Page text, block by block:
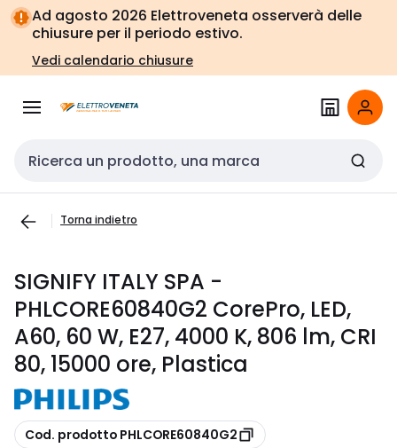
Vai alla
navigazione
Vai
alla
pagina
Ad agosto 2026 Elettroveneta osserverà delle
chiusure per il periodo estivo.
Vedi calendario chiusure
Cerca input
Torna indietro
SIGNIFY ITALY SPA -
PHLCORE60840G2 CorePro, LED,
A60, 60 W, E27, 4000 K, 806 lm, CRI
80, 15000 ore, Plastica
copia
Cod. prodotto PHLCORE60840G2